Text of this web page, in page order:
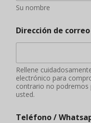
Su nombre
Dirección de
Rellene
electrónico para
contrario no
usted.
Teléfono /